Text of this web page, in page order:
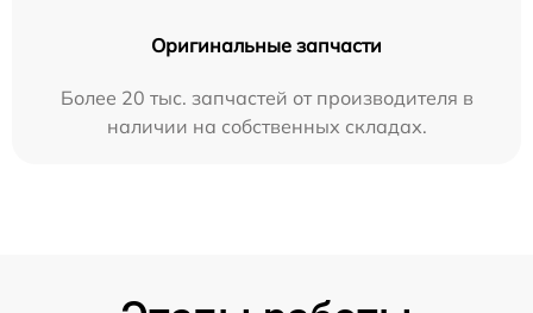
Оригинальные запчасти
Более 20 тыс. запчастей от производителя в
наличии на собственных складах.